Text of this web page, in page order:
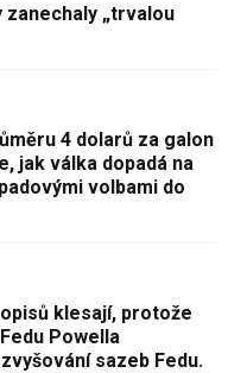
zanechaly „trvalou
4 dolarů za galon
jak válka dopadá na
volbami do
klesají, protože
Powella
sazeb Fedu.